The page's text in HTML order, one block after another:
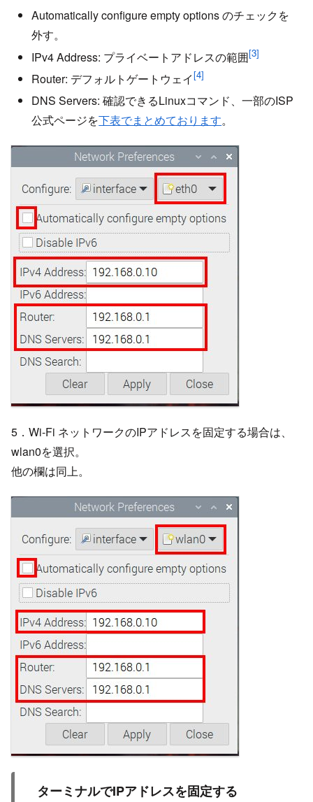
Automatically configure empty options のチェックを
外す。
IPv4 Address: プライベートアドレスの範囲[3]
Router: デフォルトゲートウェイ[4]
DNS Servers: 確認できるLinuxコマンド、一部のISP
公式ページを下表でまとめております。
5．Wi-Fi ネットワークのIPアドレスを固定する場合は、
wlan0を選択。
他の欄は同上。
ターミナルでIPアドレスを固定する